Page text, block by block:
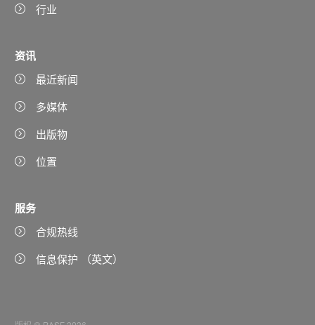
行业
资讯
最近新闻
多媒体
出版物
位置
服务
合规热线
信息保护 （英文）